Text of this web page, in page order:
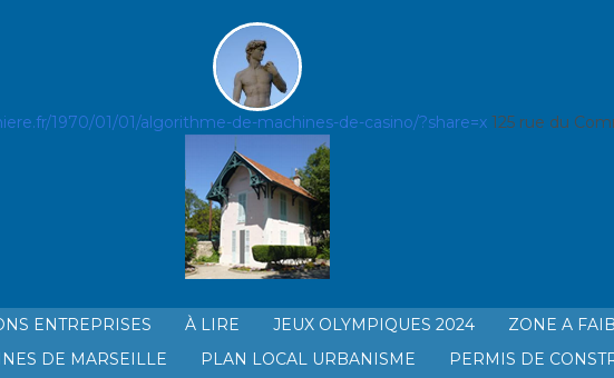
1970/01/01/algorithme-de-machines-de-casino/?share=x 125 rue du
ENTREPRISES À LIRE JEUX OLYMPIQUES 2024 ZONE A
DE MARSEILLE
PLAN LOCAL URBANISME
PERMIS DE